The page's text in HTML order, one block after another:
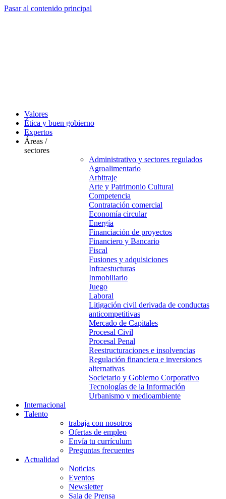
Pasar al contenido principal
Valores
Ética y buen gobierno
Expertos
Áreas /
sectores
Administrativo y sectores regulados
Agroalimentario
Arbitraje
Arte y Patrimonio Cultural
Competencia
Contratación comercial
Economía circular
Energía
Financiación de proyectos
Financiero y Bancario
Fiscal
Fusiones y adquisiciones
Infraestucturas
Inmobiliario
Juego
Laboral
Litigación civil derivada de conductas
anticompetitivas
Mercado de Capitales
Procesal Civil
Procesal Penal
Reestructuraciones e insolvencias
Regulación financiera e inversiones
alternativas
Societario y Gobierno Corporativo
Tecnologías de la Información
Urbanismo y medioambiente
Internacional
Talento
trabaja con nosotros
Ofertas de empleo
Envía tu currículum
Preguntas frecuentes
Actualidad
Noticias
Eventos
Newsletter
Sala de Prensa